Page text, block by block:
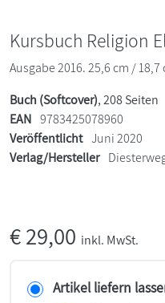
Kursbuch Religion
Ausgabe 2016. 25,6 cm /
Buch (Softcover), 208 Seiten
EAN 9783425078960
Veröffentlicht Juni 2020
Verlag/Hersteller
€29,00 inkl. MwSt.
Artikel liefern